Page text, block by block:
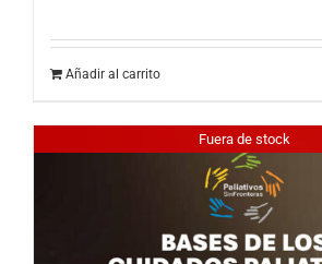
Añadir al carrito
Fuera de stock